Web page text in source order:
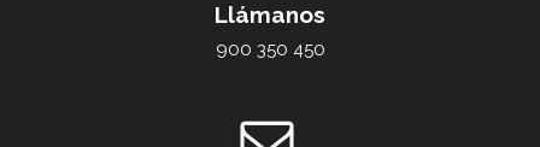
Llámanos
900 350 450